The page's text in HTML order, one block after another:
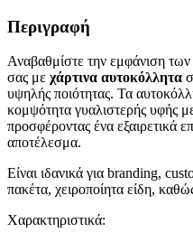
Περιγραφή
Αναβαθμίστε την εμφάνιση
σας με χάρτινα αυτοκόλλητα
υψηλής ποιότητας. Τα
κομψότητα γυαλιστερής υφής
προσφέροντας ένα εξαιρετικά
αποτέλεσμα.
Είναι ιδανικά για branding,
πακέτα, χειροποίητα είδη,
Χαρακτηριστικά: